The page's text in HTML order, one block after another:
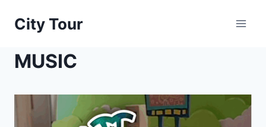
City Tour
MUSIC